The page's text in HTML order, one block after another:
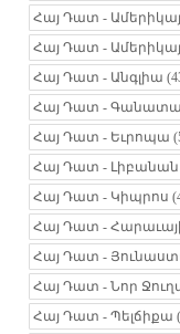
Հայ Դատ -
Հայ Դատ -
Հայ Դատ - Անգլիա
Հայ Դատ - Գանատա
Հայ Դատ - Եւրոպա
Հայ Դատ - Լիբանան
Հայ Դատ - Կիպրոս
Հայ Դատ -
Հայ Դատ -
Հայ Դատ - Նոր
Հայ Դատ - Պելճիքա